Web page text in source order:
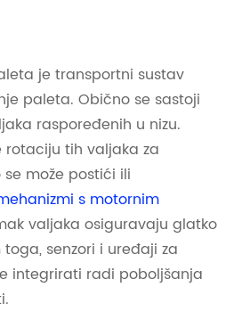
je transportni sustav
paleta. Obično se sastoji
raspoređenih u nizu.
rotaciju tih valjaka za
može postići ili
s motornim
valjaka osiguravaju glatko
senzori i uređaji za
integrirati radi poboljšanja